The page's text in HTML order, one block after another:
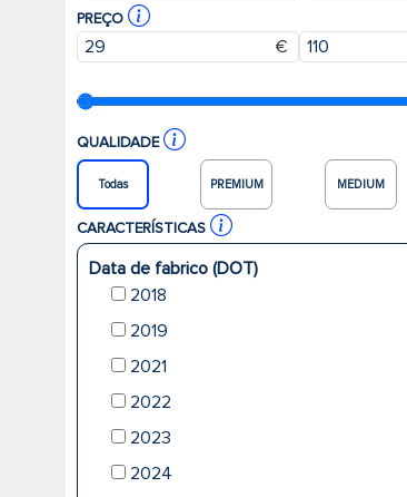
PREÇO
€
QUALIDADE
Todas PREMIUM MEDIUM
CARACTERÍSTICAS
Data de fabrico (DOT)
2018
2019
2021
2022
2023
2024